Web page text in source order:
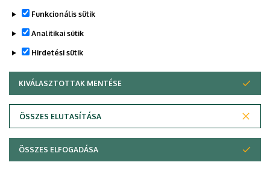
Funkcionális sütik
Analitikai sütik
Hirdetési sütik
KIVÁLASZTOTTAK MENTÉSE
ÖSSZES ELUTASÍTÁSA
WITHDRAW CONSENT
ÖSSZES ELFOGADÁSA
Adatvédelem
Copyright © 2026 Unideb